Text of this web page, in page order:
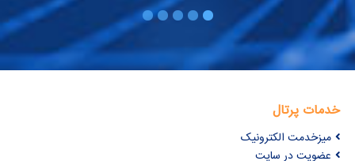
خدمات پرتال
میزخدمت الکترونیک
عضویت در سایت